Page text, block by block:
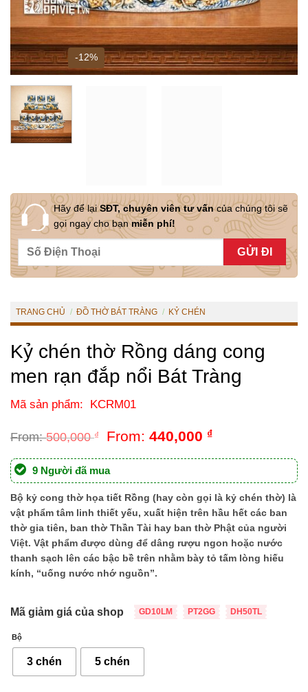
-12%
Hãy để lạiSĐT, chuyên viên tư vấncủa chúng tôi sẽ
gọi ngay cho bạnmiễn phí!
TRANG CHỦ / ĐỒ THỜ BÁT TRÀNG / KỶ CHÉN
Kỷ chén thờ Rồng dáng cong
men rạn đắp nổi Bát Tràng
Mã sản phẩm: KCRM01
From:500,000₫ From:440,000 ₫
From:500,000₫
9 Người đã mua
Bộ kỷ cong thờ họa tiết Rồng (hay còn gọi là kỷ chén thờ) là
vật phẩm tâm linh thiết yếu, xuất hiện trên hầu hết các ban
thờ gia tiên, ban thờ Thần Tài hay ban thờ Phật của người
Việt. Vật phẩm được dùng để dâng rượu ngon hoặc nước
thanh sạch lên các bậc bề trên nhằm bày tỏ tấm lòng hiếu
kính, “uống nước nhớ nguồn”.
Mã giảm giá của shop GD10LM PT2GG DH50TL
Bộ
3 chén 5 chén